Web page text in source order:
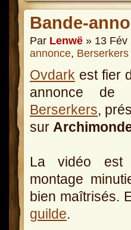
Bande-
Par Lenwë » 13 Fév
annonce, Berserkers
Ovdark est fier
annonce
Berserkers,
sur
La vidéo est
montage
bien maîtrisés.
guilde.